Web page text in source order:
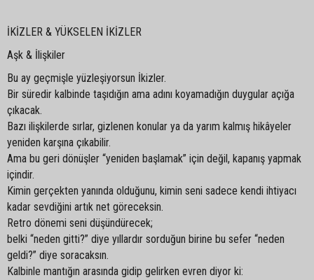
İKİZLER & YÜKSELEN İKİZLER
Aşk & İlişkiler
Bu ay geçmişle yüzleşiyorsun İkizler.
Bir süredir kalbinde taşıdığın ama adını koyamadığın duygular açığa
çıkacak.
Bazı ilişkilerde sırlar, gizlenen konular ya da yarım kalmış hikâyeler
yeniden karşına çıkabilir.
Ama bu geri dönüşler “yeniden başlamak” için değil, kapanış yapmak
içindir.
Kimin gerçekten yanında olduğunu, kimin seni sadece kendi ihtiyacı
kadar sevdiğini artık net göreceksin.
Retro dönemi seni düşündürecek;
belki “neden gitti?” diye yıllardır sorduğun birine bu sefer “neden
geldi?” diye soracaksın.
Kalbinle mantığın arasında gidip gelirken evren diyor ki: